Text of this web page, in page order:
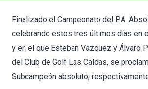
Finalizado el Campeonato del P.A.
celebrando estos tres últimos días en
y en el que Esteban Vázquez y Álvaro
del Club de Golf Las Caldas, se
Subcampeón absoluto,